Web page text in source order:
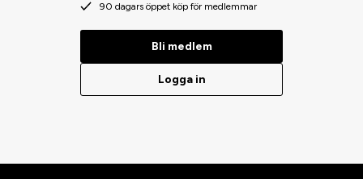
90 dagars öppet köp för medlemmar
Bli medlem
Logga in